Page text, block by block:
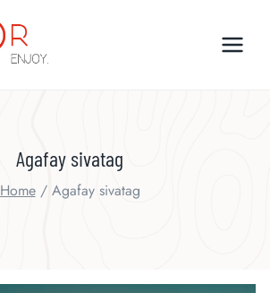
Agafay sivatag
Home / Agafay sivatag